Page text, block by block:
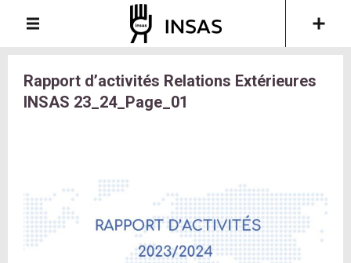
Rapport d’activités Relations Extérieures
INSAS 23_24_Page_01